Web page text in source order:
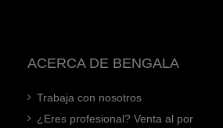
ACERCA DE BENGALA
Trabaja con nosotros
¿Eres profesional? Venta al por